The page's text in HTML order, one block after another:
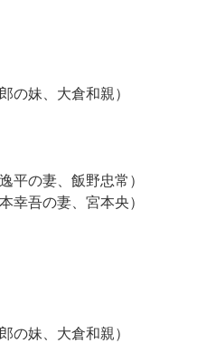
妹、大倉和親）
妻、飯野忠常）
の妻、宮本央）
妹、大倉和親）